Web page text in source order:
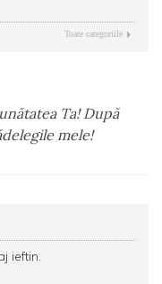
Toate categoriile
Ta! După
mele!
ieftin.